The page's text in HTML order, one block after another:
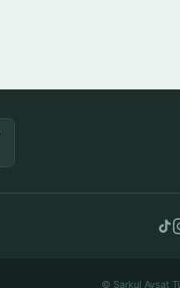
© Şarkul Avsat